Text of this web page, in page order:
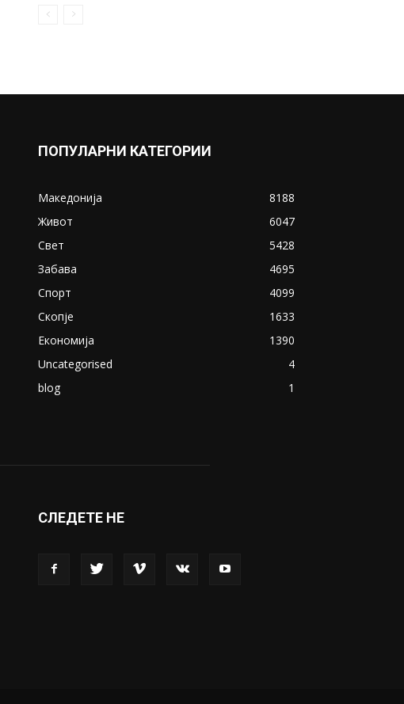
ПОПУЛАРНИ КАТЕГОРИИ
Македонија
8188
Живот
6047
Свет
5428
Забава
4695
Спорт
4099
Скопје
1633
Економија
1390
Uncategorised
4
blog
1
СЛЕДЕТЕ НЕ